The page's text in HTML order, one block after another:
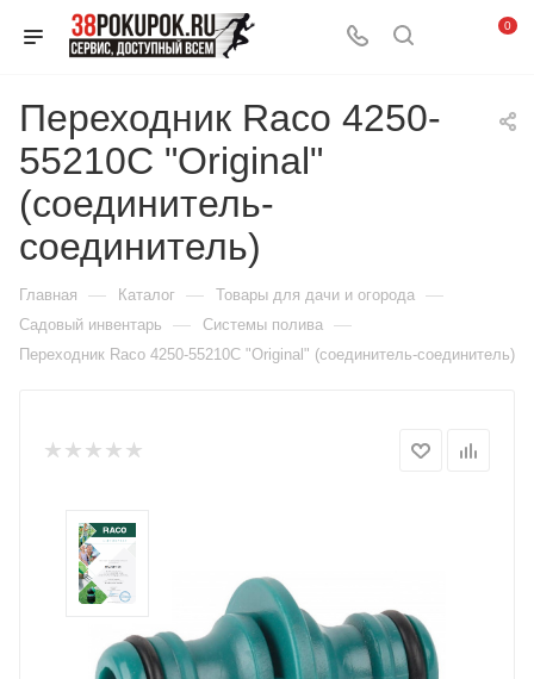
0
Переходник Raco 4250-
55210C "Original"
(соединитель-
соединитель)
Главная — Каталог — Товары для дачи и огорода —
Садовый инвентарь — Системы полива —
Переходник Raco 4250-55210C "Original" (соединитель-соединитель)